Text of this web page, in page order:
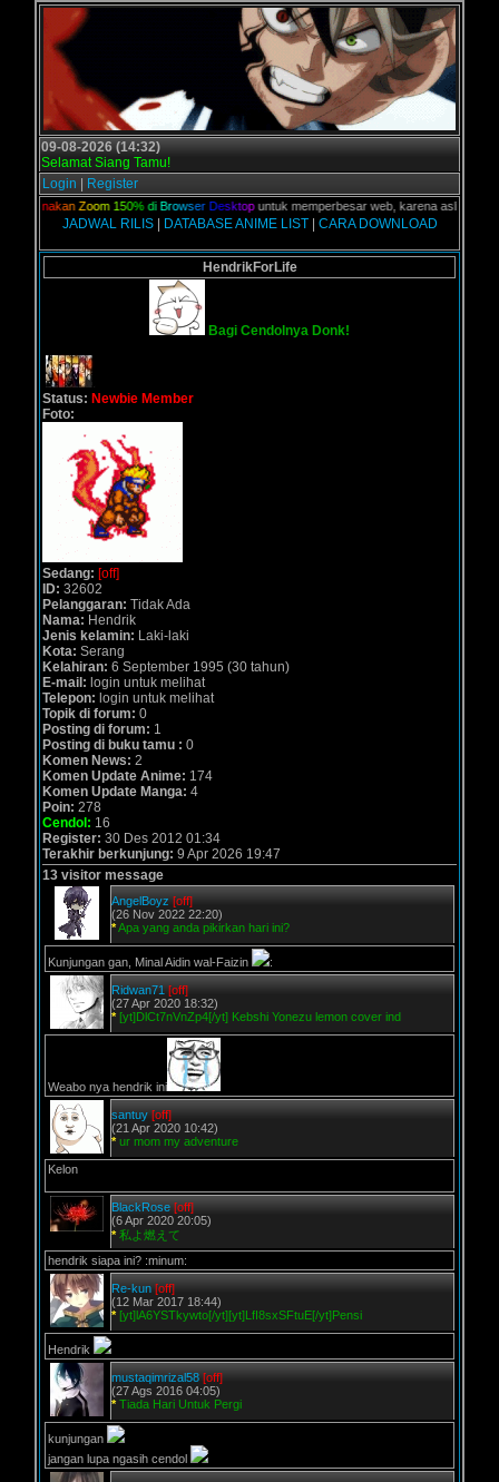
09-08-2026 (14:32)
Selamat Siang Tamu!
Login
Register
kan Zoom 150% di Browser De sktopuntuk memperbesar web, karena aslinya web
JADWAL RILIS| DATABASE ANIME LIST| CARA DOWNLOAD
HendrikForLife
Bagi Cendolnya Donk!
Status: Newbie Member
Foto:
Sedang: [off]
ID: 32602
Pelanggaran: Tidak Ada
Nama: Hendrik
Jenis kelamin: Laki-laki
Kota: Serang
Kelahiran: 6 September 1995 (30 tahun)
E-mail: login untuk melihat
Telepon: login untuk melihat
Topik di forum: 0
Posting di forum: 1
Posting di buku tamu : 0
Komen News: 2
Komen Update Anime: 174
Komen Update Manga: 4
Poin: 278
Cendol: 16
Register: 30 Des 2012 01:34
Terakhir berkunjung: 9 Apr 2026 19:47
13 visitor message
AngelBoyz [off]
(26 Nov 2022 22:20)
*Apa yang anda pikirkan hari ini?
Kunjungan gan, Minal Aidin wal-Faizin :
Ridwan71 [off]
(27 Apr 2020 18:32)
* [yt]DlCt7nVnZp4[/yt] Kebshi Yonezu lemon cover ind
Weabo nya hendrik ini
santuy [off]
(21 Apr 2020 10:42)
* ur mom my adventure
Kelon
BlackRose [off]
(6 Apr 2020 20:05)
* 私よ燃えて
hendrik siapa ini? :minum:
Re-kun [off]
(12 Mar 2017 18:44)
* [yt]lA6YSTkywto[/yt][yt]LfI8sxSFtuE[/yt]Pensi
Hendrik
mustaqimrizal58 [off]
(27 Ags 2016 04:05)
* Tiada Hari Untuk Pergi
kunjungan
jangan lupa ngasih cendol